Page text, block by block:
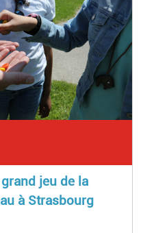
jeu de la
à Strasbourg